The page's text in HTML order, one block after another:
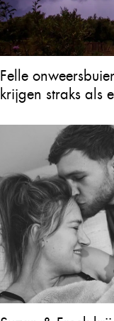
Felle
krijgen straks als